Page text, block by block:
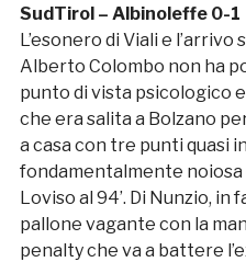
SudTirol – Albinoleffe 0-1
L’esonero di Viali e
Alberto Colombo non ha
punto di vista psicologico
che era salita a Bolzano
a casa con tre punti quasi
fondamentalmente noiosa
Loviso al 94’. Di Nunzio, in
pallone vagante con la
penalty che va a battere